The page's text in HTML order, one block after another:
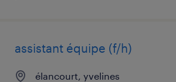
assistant équipe (f/h)
élancourt, yvelines